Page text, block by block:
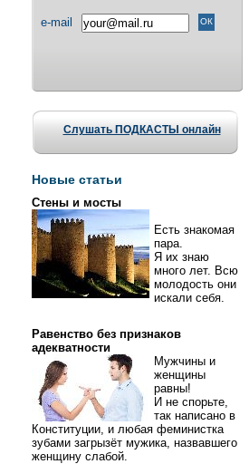
e-mail
Слушать ПОДКАСТЫ онлайн
Новые статьи
Стены и мосты
Есть знакомая
пара.
Я их знаю
много лет. Всю
молодость они
искали себя.
Равенство без признаков
адекватности
Мужчины и
женщины
равны!
И не спорьте,
так написано в
Конституции, и любая феминистка
зубами загрызёт мужика, назвавшего
женщину слабой.